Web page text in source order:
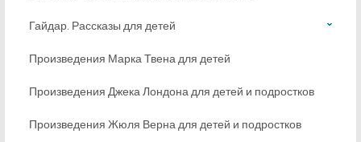
Гайдар. Рассказы для детей
Произведения Марка Твена для детей
Произведения Джека Лондона для детей и подростков
Произведения Жюля Верна для детей и подростков